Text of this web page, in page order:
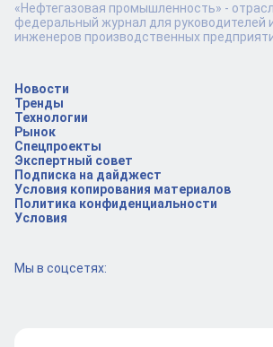
Новости
Тренды
Технологии
Рынок
Спецпроекты
Экспертный совет
Подписка на дайджест
Условия копирования материалов
Политика конфиденциальности
Условия
Мы в соцсетях:
«Нефтегазовая промышленность» -
федеральный журнал для руководителей
инженеров производственных